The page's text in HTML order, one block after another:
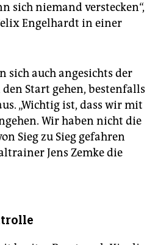
sich niemand verstecken“,
Engelhardt in einer
sich auch angesichts der
Start gehen, bestenfalls
„Wichtig ist, dass wir mit
Wir haben nicht die
Sieg zu Sieg gefahren
Jens Zemke die